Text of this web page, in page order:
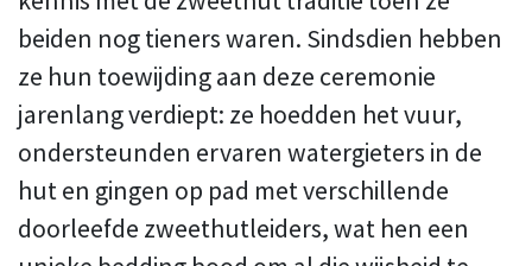
beiden nog tieners waren. Sindsdien hebben
ze hun toewijding aan deze ceremonie
jarenlang verdiept: ze hoedden het vuur,
ondersteunden ervaren watergieters in de
hut en gingen op pad met verschillende
doorleefde zweethutleiders, wat hen een